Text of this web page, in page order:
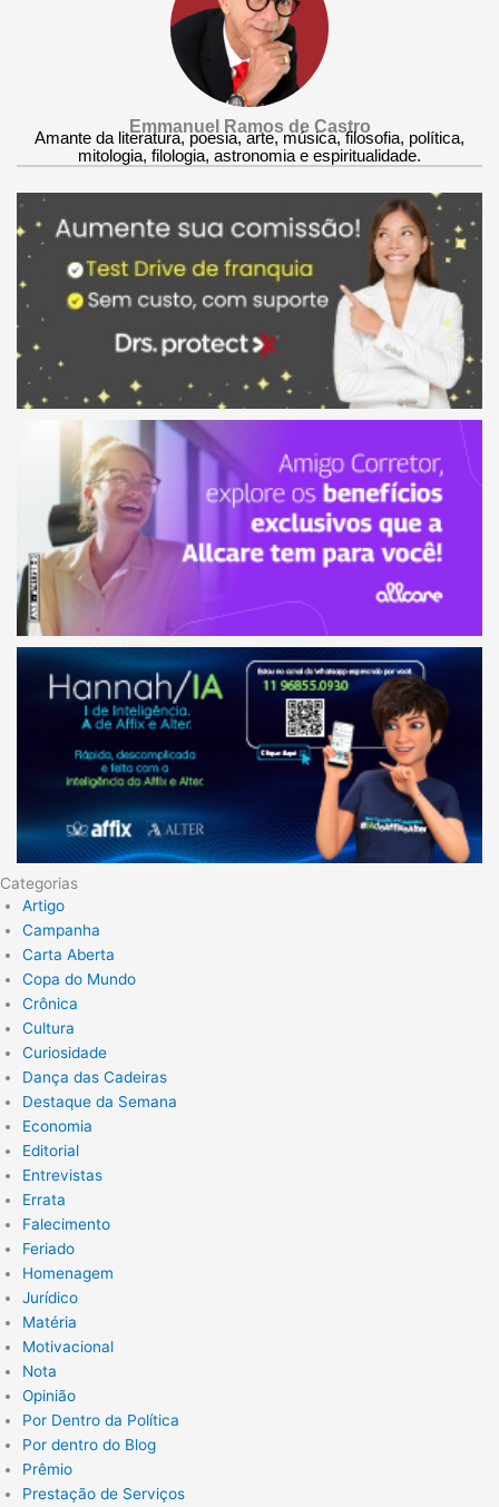
Emmanuel Ramos de Castro
Amante da literatura, poesia, arte, música, filosofia, política,
mitologia, filologia, astronomia e espiritualidade.
Categorias
Artigo
Campanha
Carta Aberta
Copa do Mundo
Crônica
Cultura
Curiosidade
Dança das Cadeiras
Destaque da Semana
Economia
Editorial
Entrevistas
Errata
Falecimento
Feriado
Homenagem
Jurídico
Matéria
Motivacional
Nota
Opinião
Por Dentro da Política
Por dentro do Blog
Prêmio
Prestação de Serviços